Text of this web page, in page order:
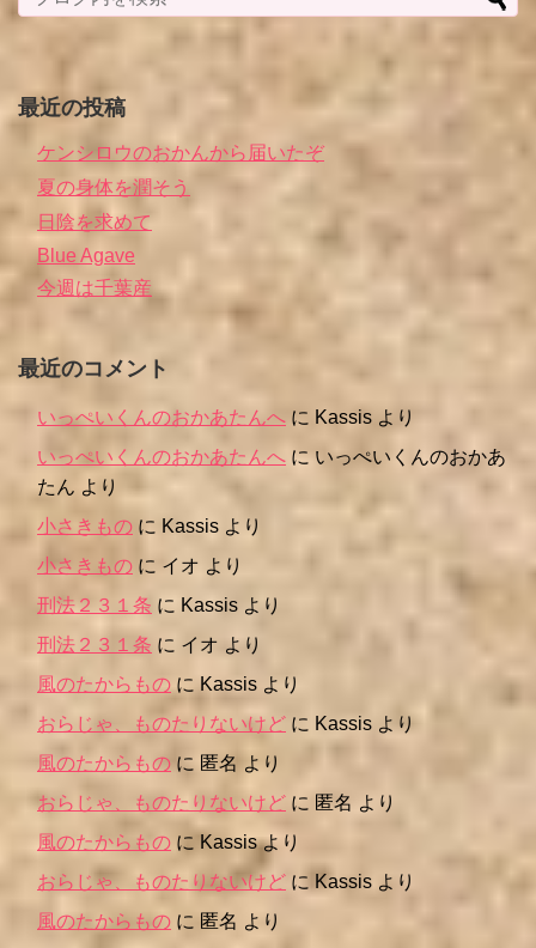
最近の投稿
ケンシロウのおかんから届いたぞ
夏の身体を潤そう
日陰を求めて
Blue Agave
今週は千葉産
最近のコメント
いっぺいくんのおかあたんへ に Kassis より
いっぺいくんのおかあたんへ にいっぺいくんのおかあ
たん より
小さきもの に Kassis より
小さきもの に イオ より
刑法２３１条 に Kassis より
刑法２３１条 に イオ より
風のたからもの に Kassis より
おらじゃ、ものたりないけど に Kassis より
風のたからもの に 匿名 より
おらじゃ、ものたりないけど に 匿名 より
風のたからもの に Kassisより
おらじゃ、ものたりないけど に Kassis より
風のたからもの に 匿名 より